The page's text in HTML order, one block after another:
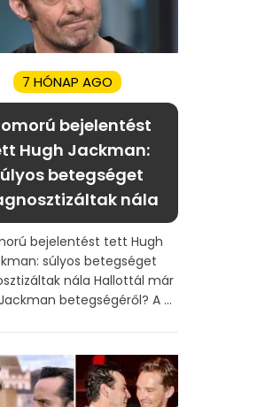
7 HÓNAP AGO
bejelentést
Hugh Jackman:
betegséget
nála
bejelentést tett Hugh
súlyos betegséget
nála Hallottál már
betegségéről? A ...